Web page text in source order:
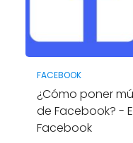
FACEBOOK
¿Cómo poner
de Facebook? -
Facebook